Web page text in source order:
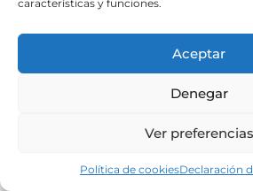
características y funciones.
Aceptar
Denegar
Ver preferencias
Política de cookiesDeclaración